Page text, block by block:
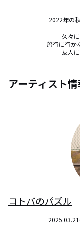
2022年の
久々
旅行に行か
友人
アーティスト
コトバのパズル